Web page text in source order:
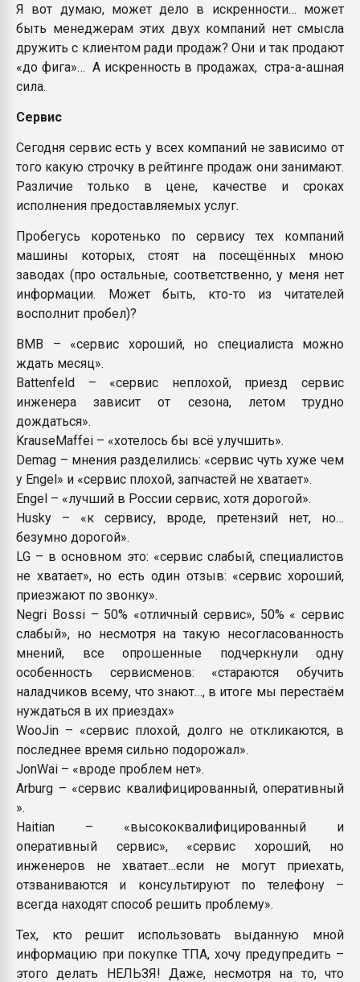
Я вот думаю, может дело в искренности… может
быть менеджерам этих двух компаний нет смысла
дружить с клиентом ради продаж? Они и так продают
«до фига»… А искренность в продажах, стра-а-ашная
сила.
Сервис
Сегодня сервис есть у всех компаний не зависимо от
того какую строчку в рейтинге продаж они занимают.
Различие только в цене, качестве и сроках
исполнения предоставляемых услуг.
Пробегусь коротенько по сервису тех компаний
машины которых, стоят на посещённых мною
заводах (про остальные, соответственно, у меня нет
информации. Может быть, кто-то из читателей
восполнит пробел)?
BMB – «сервис хороший, но специалиста можно
ждать месяц».
Battenfeld – «сервис неплохой, приезд сервис
инженера зависит от сезона, летом трудно
дождаться».
KrauseMaffei – «хотелось бы всё улучшить».
Demag – мнения разделились: «сервис чуть хуже чем
у Engel» и «сервис плохой, запчастей не хватает».
Engel – «лучший в России сервис, хотя дорогой».
Husky – «к сервису, вроде, претензий нет, но…
безумно дорогой».
LG – в основном это: «сервис слабый, специалистов
не хватает», но есть один отзыв: «сервис хороший,
приезжают по звонку».
Negri Bossi – 50% «отличный сервис», 50% « сервис
слабый», но несмотря на такую несогласованность
мнений, все опрошенные подчеркнули одну
особенность сервисменов: «стараются обучить
наладчиков всему, что знают…, в итоге мы перестаём
нуждаться в их приездах»
WooJin – «сервис плохой, долго не откликаются, в
последнее время сильно подорожал».
JonWai – «вроде проблем нет».
Arburg – «сервис квалифицированный, оперативный
».
Haitian – «высококвалифицированный и
оперативный сервис», «сервис хороший, но
инженеров не хватает…если не могут приехать,
отзваниваются и консультируют по телефону –
всегда находят способ решить проблему».
Тех, кто решит использовать выданную мной
информацию при покупке ТПА, хочу предупредить –
этого делать НЕЛЬЗЯ! Даже, несмотря на то, что